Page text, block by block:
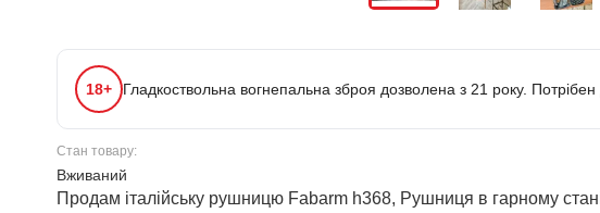
18+ Гладкоствольна вогнепальна зброя дозволена з 21 року.
Стан товару:
Вживаний
Продам італійську рушницю Fabarm h368, Рушниця в гарному